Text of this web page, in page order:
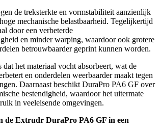
de treksterkte en vormstabiliteit aanzienlijk
mechanische belastbaarheid. Tegelijkertijd
door een verbeterde
en minder warping, waardoor ook grotere
betrouwbaarder geprint kunnen worden.
het materiaal vocht absorbeert, wat de
en onderdelen weerbaarder maakt tegen
Daarnaast beschikt DuraPro PA6 GF over
bestendigheid, waardoor het uitermate
in veeleisende omgevingen.
de Extrudr DuraPro PA6 GF in een